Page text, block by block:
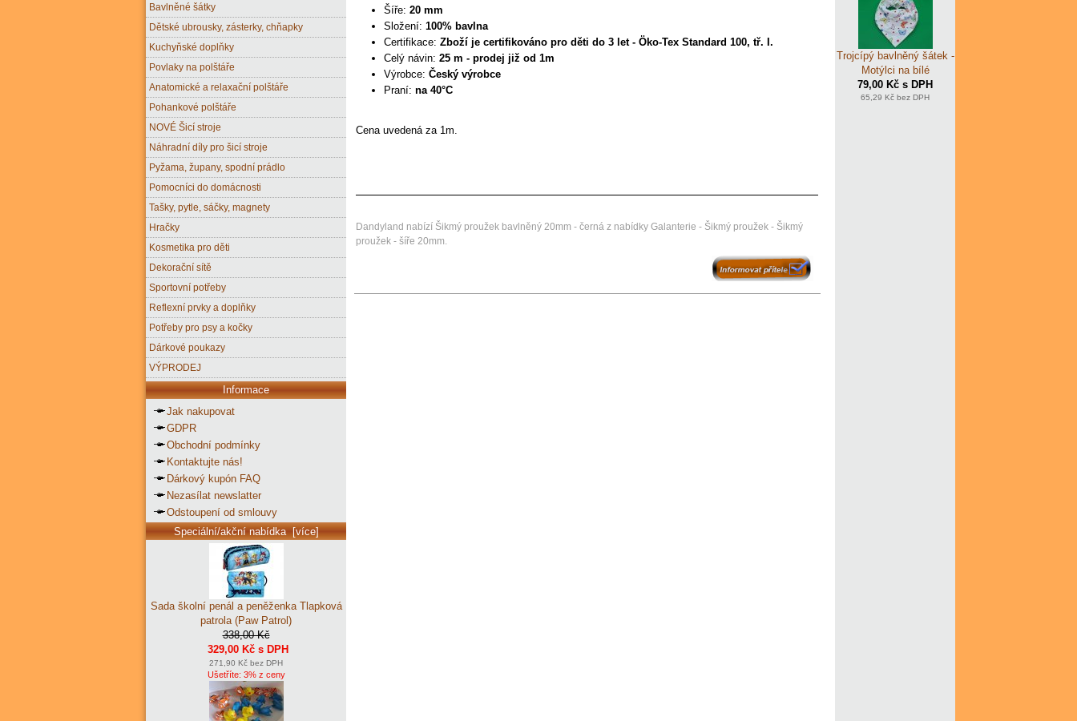
Šíře: 20 mm
Složení: 100% bavlna
Certifikace: Zboží je certifikováno pro děti do 3 let - Öko-Tex Standard 100, tř. I.
Celý návin: 25 m - prodej již od 1m
Výrobce: Český výrobce
Praní: na 40°C
Cena uvedená za 1m.
Dandyland nabízí Šikmý proužek bavlněný 20mm - černá z nabídky Galanterie - Šikmý proužek - Šikmý
proužek - šíře 20mm.
Bavlněné šátky
Dětské ubrousky, zásterky, chňapky
Kuchyňské doplňky
Povlaky na polštáře
Anatomické a relaxační polštáře
Pohankové polštáře
NOVÉ Šicí stroje
Náhradní díly pro šicí stroje
Pyžama, župany, spodní prádlo
Pomocníci do domácnosti
Tašky, pytle, sáčky, magnety
Hračky
Kosmetika pro děti
Dekorační sítě
Sportovní potřeby
Reflexní prvky a doplňky
Potřeby pro psy a kočky
Dárkové poukazy
VÝPRODEJ
Informace
Jak nakupovat
GDPR
Obchodní podmínky
Kontaktujte nás!
Dárkový kupón FAQ
Nezasílat newslatter
Odstoupení od smlouvy
Speciální/akční nabídka [více]
Sada školní penál a peněženka Tlapková
patrola (Paw Patrol)
338,00 Kč
329,00 Kč s DPH
271,90 Kč bez DPH
Ušetříte: 3% z ceny
Trojcípý bavlněný šátek -
Motýlci na bílé
79,00 Kč s DPH
65,29 Kč bez DPH